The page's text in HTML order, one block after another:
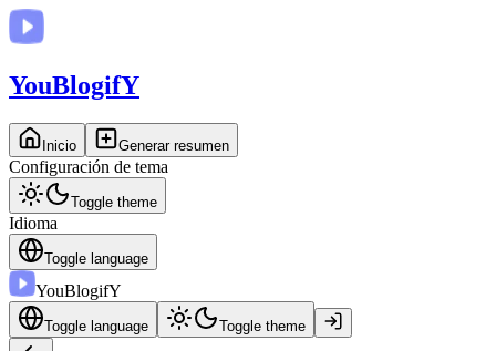
YouBlogifY
Inicio Generar resumen
Configuración de tema
Toggle theme
Idioma
Toggle language
YouBlogifY
Toggle language Toggle theme